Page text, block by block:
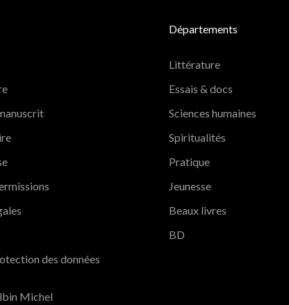
le contenu de ce site vous intéresse
on aimerait bien vous
des données
Michel
Départements
Littérature
Essais & docs
Sciences humaines
Spiritualités
Pratique
Jeunesse
Beaux livres
BD